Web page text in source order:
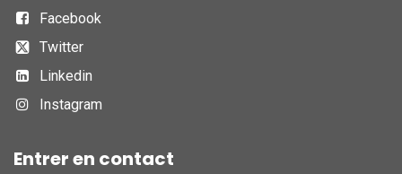
Facebook
Twitter
Linkedin
Instagram
Entrer en contact